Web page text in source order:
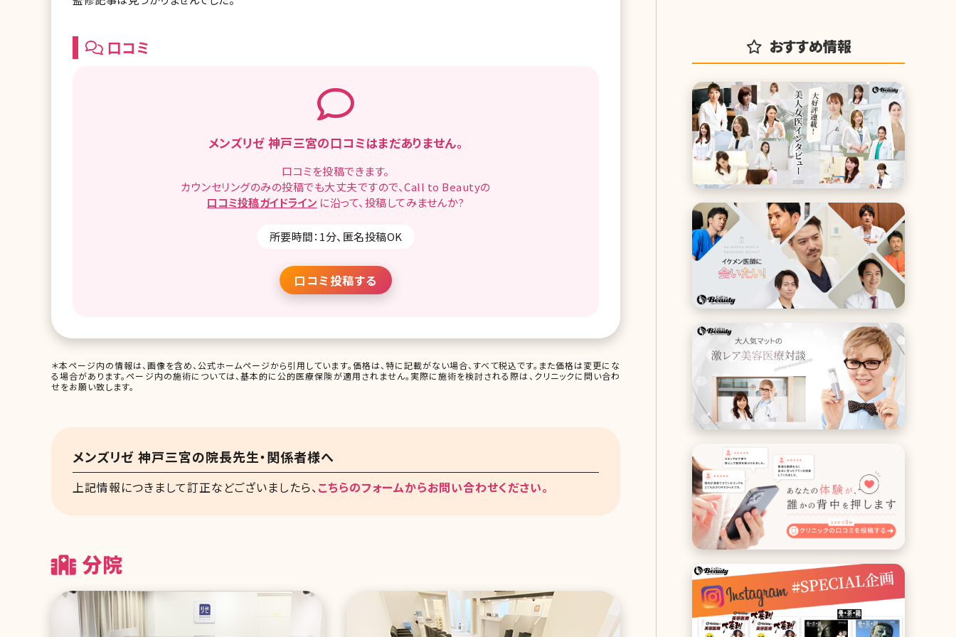
口コミ
メンズリゼ 神戸三宮の口コミはまだありません。
口コミを投稿できます。
カウンセリングのみの投稿でも大丈夫ですので、Call to Beautyの
口コミ投稿ガイドライン に沿って、 投稿してみませんか?
所要時間：1分、匿名投稿OK
口コミ投稿する
＊本ページ内の情報は、画像を含め、公式ホームページから引用しています。価格は、特に記載がない場合、すべて税込です。また価格は変更にな
る場合があります。ページ内の施術については、基本的に公的医療保険が適用されません。実際に施術を検討される際は、クリニックに問い合わ
せをお願い致します。
メンズリゼ 神戸三宮の院長先生・関係者様へ
上記情報につきまして訂正などございましたら、こちらのフォームからお問い合わせください。
分院
おすすめ情報